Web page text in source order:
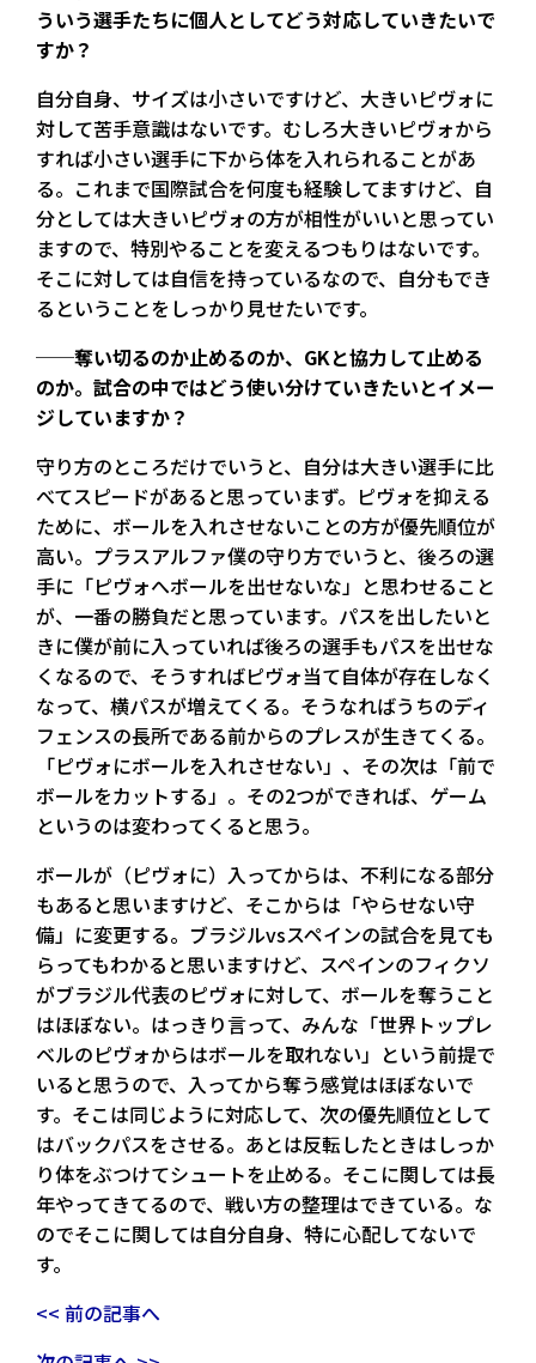
ういう選手たちに個人としてどう対応していきたいで
すか？
自分自身、サイズは小さいですけど、大きいピヴォに
対して苦手意識はないです。むしろ大きいピヴォから
すれば小さい選手に下から体を入れられることがあ
る。これまで国際試合を何度も経験してますけど、自
分としては大きいピヴォの方が相性がいいと思ってい
ますので、特別やることを変えるつもりはないです。
そこに対しては自信を持っているなので、自分もでき
るということをしっかり見せたいです。
──奪い切るのか止めるのか、GKと協力して止める
のか。試合の中ではどう使い分けていきたいとイメー
ジしていますか？
守り方のところだけでいうと、自分は大きい選手に比
べてスピードがあると思っていまず。ピヴォを抑える
ために、ボールを入れさせないことの方が優先順位が
高い。プラスアルファ僕の守り方でいうと、後ろの選
手に「ピヴォへボールを出せないな」と思わせること
が、一番の勝負だと思っています。パスを出したいと
きに僕が前に入っていれば後ろの選手もパスを出せな
くなるので、そうすればピヴォ当て自体が存在しなく
なって、横パスが増えてくる。そうなればうちのディ
フェンスの長所である前からのプレスが生きてくる。
「ピヴォにボールを入れさせない」、その次は「前で
ボールをカットする」。その2つができれば、ゲーム
というのは変わってくると思う。
ボールが（ピヴォに）入ってからは、不利になる部分
もあると思いますけど、そこからは「やらせない守
備」に変更する。ブラジルvsスペインの試合を見ても
らってもわかると思いますけど、スペインのフィクソ
がブラジル代表のピヴォに対して、ボールを奪うこと
はほぼない。はっきり言って、みんな「世界トップレ
ベルのピヴォからはボールを取れない」という前提で
いると思うので、入ってから奪う感覚はほぼないで
す。そこは同じように対応して、次の優先順位として
はバックパスをさせる。あとは反転したときはしっか
り体をぶつけてシュートを止める。そこに関しては長
年やってきてるので、戦い方の整理はできている。な
のでそこに関しては自分自身、特に心配してないで
す。
<< 前の記事へ